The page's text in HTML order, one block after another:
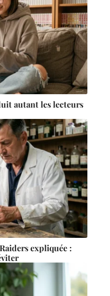
autant les lecteurs
expliquée :